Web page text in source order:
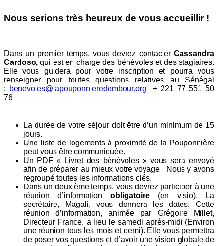
Nous serions très heureux de vous accueillir !
Dans un premier temps, vous devrez contacter Cassandra
Cardoso,qui est en charge des bénévoles et des stagiaires.
Elle vous guidera pour votre inscription et pourra vous
renseigner pour toutes questions relatives au Sénégal
: benevoles@lapouponnieredembour.org + 221 77 551 50
76
La durée de votre séjour doit être d’un minimum de 15
jours.
Une liste de logements à proximité de la Pouponnière
peut vous être communiquée.
Un PDF « Livret des bénévoles » vous sera envoyé
afin de préparer au mieux votre voyage ! Nous y avons
regroupé toutes les informations clés.
Dans un deuxième temps, vous devrez participer à une
réunion d’information obligatoire(en visio). La
secrétaire, Magali, vous donnera les dates. Cette
réunion d’information, animée par Grégoire Millet,
Directeur France, a lieu le samedi après-midi (Environ
une réunion tous les mois et demi). Elle vous permettra
de poser vos questions et d’avoir une vision globale de